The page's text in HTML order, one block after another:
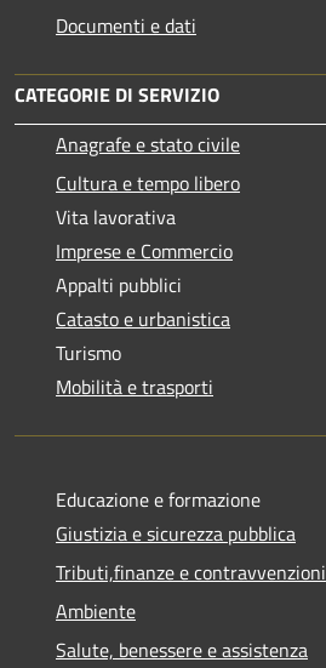
Documenti e dati
CATEGORIE DI SERVIZIO
Anagrafe e stato civile
Cultura e tempo libero
Vita lavorativa
Imprese e Commercio
Appalti pubblici
Catasto e urbanistica
Turismo
Mobilità e trasporti
Educazione e formazione
Giustizia e sicurezza pubblica
Tributi,finanze e contravvenzioni
Ambiente
Salute, benessere e assistenza